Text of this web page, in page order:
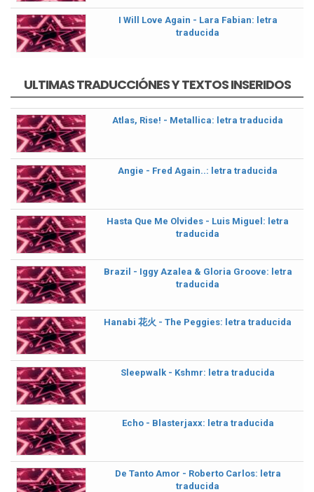
I Will Love Again - Lara Fabian: letra
traducida
ULTIMAS TRADUCCIÓNES Y TEXTOS INSERIDOS
Atlas, Rise! - Metallica: letra traducida
Angie - Fred Again..: letra traducida
Hasta Que Me Olvides - Luis Miguel: letra
traducida
Brazil - Iggy Azalea & Gloria Groove: letra
traducida
Hanabi 花火 - The Peggies: letra traducida
Sleepwalk - Kshmr: letra traducida
Echo - Blasterjaxx: letra traducida
De Tanto Amor - Roberto Carlos: letra
traducida